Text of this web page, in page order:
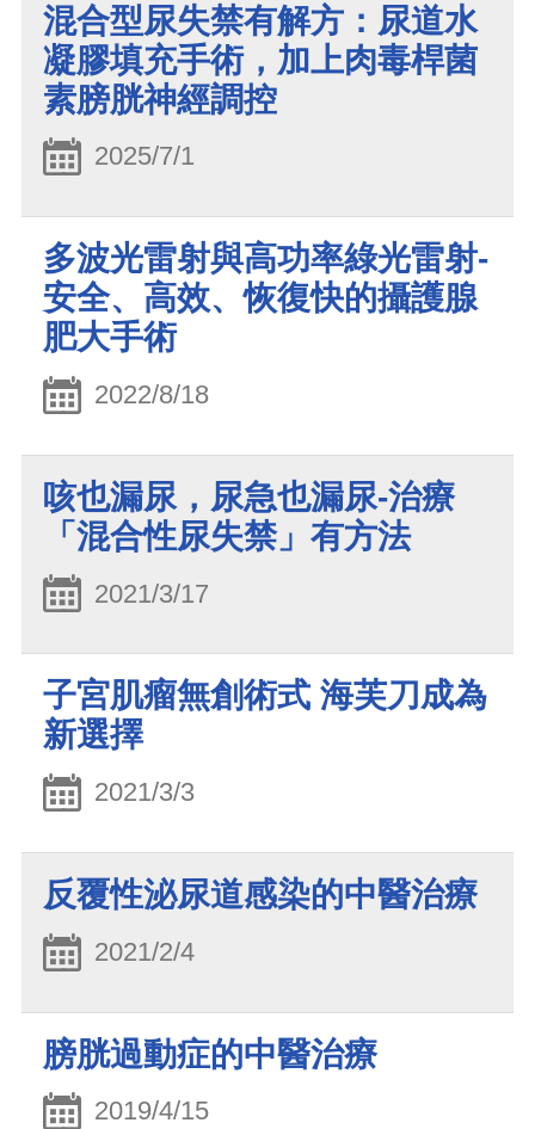
混合型尿失禁有解方：尿道水
凝膠填充手術，加上肉毒桿菌
素膀胱神經調控
2025/7/1
多波光雷射與高功率綠光雷射-
安全、高效、恢復快的攝護腺
肥大手術
2022/8/18
咳也漏尿，尿急也漏尿-治療
「混合性尿失禁」有方法
2021/3/17
子宮肌瘤無創術式 海芙刀成為
新選擇
2021/3/3
反覆性泌尿道感染的中醫治療
2021/2/4
膀胱過動症的中醫治療
2019/4/15